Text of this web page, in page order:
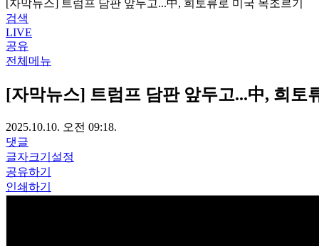
[자막뉴스] 트럼프 담판 앞두고...中, 희토류로 미국 목조르기
검색
LIVE
공유
전체메뉴
[자막뉴스] 트럼프 담판 앞두고...中, 희토
2025.10.10. 오전 09:18.
댓글
글자크기설정
공유하기
인쇄하기